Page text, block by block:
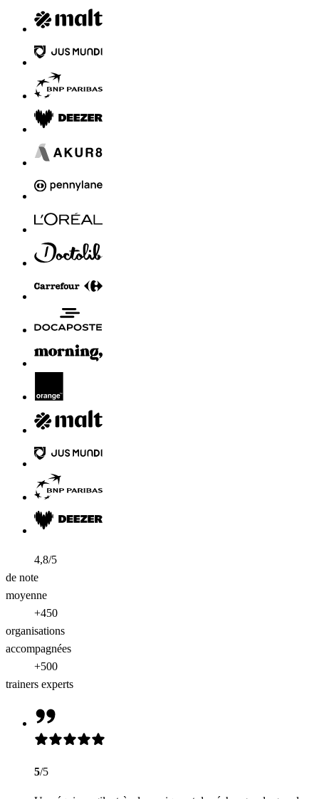
4,8/5
de note
moyenne
+450
organisations
accompagnées
+500
trainers experts
5/5